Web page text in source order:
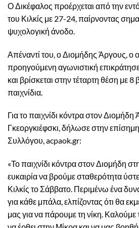
Ο Δικέφαλος προέρχεται από την
του Κιλκίς με 27-24, παίρνοντας
ψυχολογική άνοδο.
Απέναντί του, ο Διομήδης Άργους, ο
προηγούμενη αγωνιστική
και βρίσκεται στην τέταρτη θέση με
παιχνίδια.
Για το παιχνίδι κόντρα στον
Γκεοργκιέφσκι, δήλωσε στην
Συλλόγου, acpaok.gr:
«Το παιχνίδι κόντρα στον Διομήδη
ευκαιρία να βρούμε σταθερότητα
Κιλκίς το Σάββατο. Περιμένω ένα
για κάθε μπάλα, ελπίζοντας ότι θα
μας για να πάρουμε τη νίκη.